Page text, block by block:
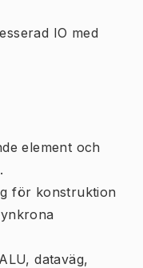
IO med
element och
för konstruktion
dataväg,